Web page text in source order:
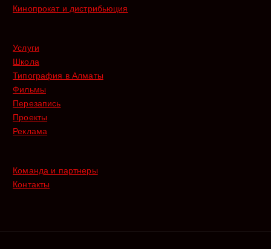
Кинопрокат и дистрибьюция
Услуги
Школа
Типография в Алматы
Фильмы
Перезапись
Проекты
Реклама
Команда и партнеры
Контакты